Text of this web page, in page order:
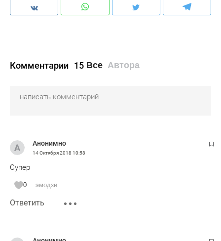
Комментарии 15 Все Автора
Анонимно
14 Октября 2018 10:58
Супер
0 эмодзи
Ответить